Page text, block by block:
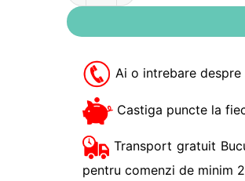
Ai o intrebare
Castiga puncte la
Transport gratuit
pentru comenzi de minim